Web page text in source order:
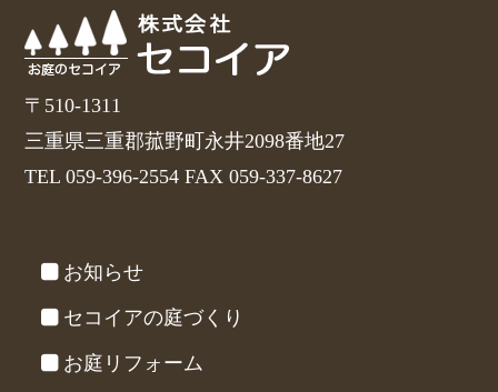
〒510-1311
三重県三重郡菰野町永井2098番地27
TEL 059-396-2554 FAX 059-337-8627
お知らせ
セコイアの庭づくり
お庭リフォーム